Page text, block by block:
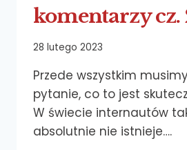
komentarzy cz.
28 lutego 2023
Przede wszystkim
pytanie, co to jest
W świecie internautów
absolutnie nie istnieje….